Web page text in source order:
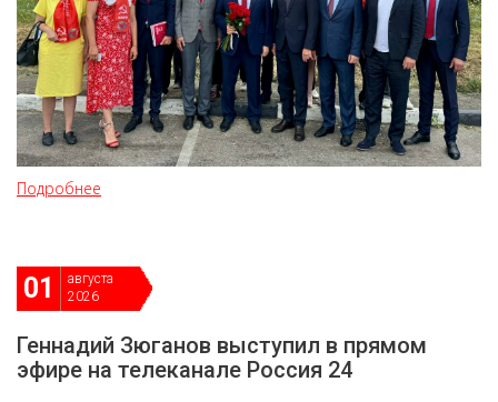
Подробнее
01
августа
2026
Геннадий Зюганов выступил в прямом
эфире на телеканале Россия 24